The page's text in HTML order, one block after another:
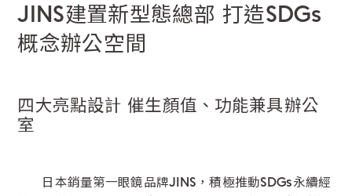
Collection
JINS建置新型態總部 打造SDGs
概念辦公空間
四大亮點設計 催生顏值、功能兼具辦公
室
日本銷量第一眼鏡品牌JINS，積極推動SDGs永續經